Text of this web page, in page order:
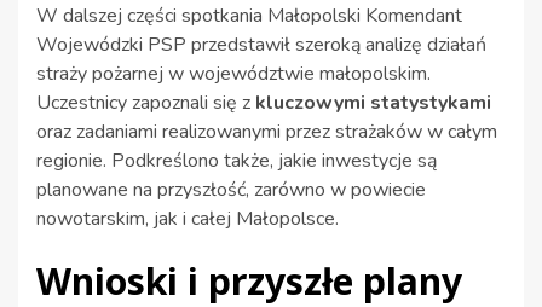
W dalszej części spotkania Małopolski Komendant
Wojewódzki PSP przedstawił szeroką analizę działań
straży pożarnej w województwie małopolskim.
Uczestnicy zapoznali się z kluczowymi statystykami
oraz zadaniami realizowanymi przez strażaków w całym
regionie. Podkreślono także, jakie inwestycje są
planowane na przyszłość, zarówno w powiecie
nowotarskim, jak i całej Małopolsce.
Wnioski i przyszłe plany